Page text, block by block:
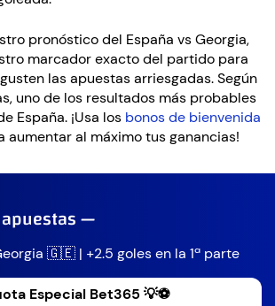
pronóstico del España vs Georgia,
marcador exacto del partido para
las apuestas arriesgadas. Según
uno de los resultados más probables
España. ¡Usa los bonos de bienvenida
aumentar al máximo tus ganancias!
—
🇬🇪 | +2.5 goles en la 1ª parte
Especial Bet365 💡⚽